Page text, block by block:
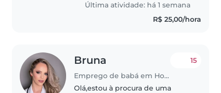
Última atividade: há 1 semana
R$ 25,00/hora
Bruna
Emprego de babá em Hortolândia
15
Olá,estou à procura de uma